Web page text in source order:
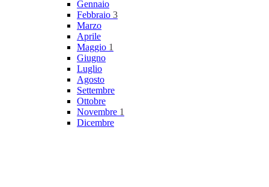
Gennaio
Febbraio 3
Marzo
Aprile
Maggio 1
Giugno
Luglio
Agosto
Settembre
Ottobre
Novembre 1
Dicembre